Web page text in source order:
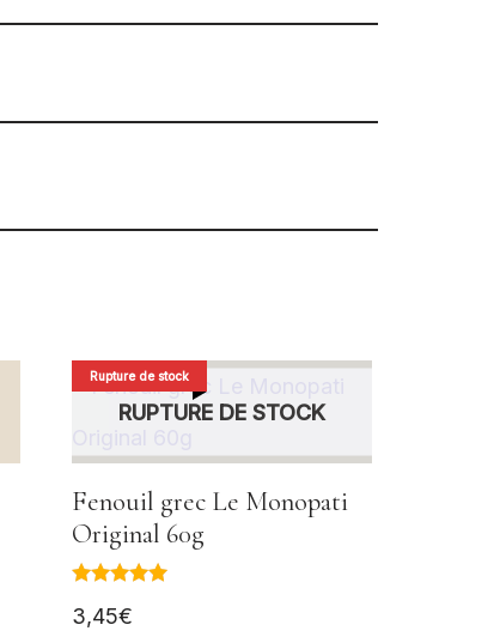
Rupture de stock
RUPTURE DE STOCK
Fenouil grec Le Monopati
Original 60g
5.00
3,45€